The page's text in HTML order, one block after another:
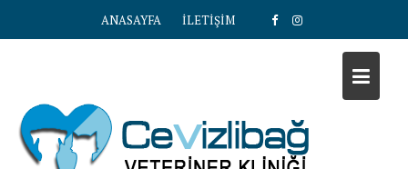
ANASAYFA İLETİŞİM